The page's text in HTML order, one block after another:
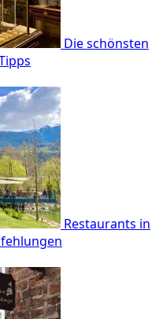
Die schönsten
Restaurants in